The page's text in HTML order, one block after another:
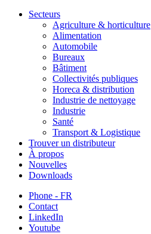
Secteurs
Agriculture & horticulture
Alimentation
Automobile
Bureaux
Bâtiment
Collectivités publiques
Horeca & distribution
Industrie de nettoyage
Industrie
Santé
Transport & Logistique
Trouver un distributeur
À propos
Nouvelles
Downloads
Phone - FR
Contact
LinkedIn
Youtube